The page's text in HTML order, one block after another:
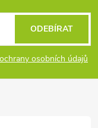
osobních údajů
ODEBÍRAT